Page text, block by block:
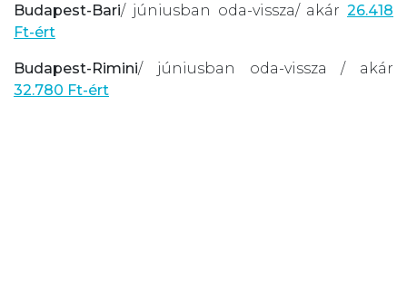
Budapest-Bari/ júniusban oda-vissza/ akár 26.418
Ft-ért
Budapest-Rimini/ júniusban oda-vissza / akár
32.780 Ft-ért